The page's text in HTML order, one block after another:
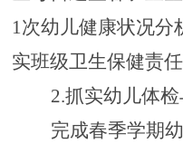
1次幼儿健康状况分
实班级卫生保健责任
2.抓实幼儿体检
完成春季学期